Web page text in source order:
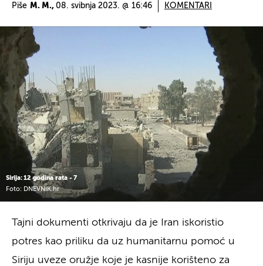
Piše M. M., 08. svibnja 2023. @ 16:46 KOMENTARI
Sirija: 12 godina rata - 7
Foto: DNEVNIK.hr
Tajni dokumenti otkrivaju da je Iran iskoristio
potres kao priliku da uz humanitarnu pomoć u
Siriju uveze oružje koje je kasnije korišteno za